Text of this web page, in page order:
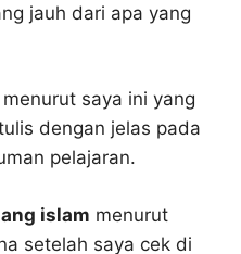
jauh dari apa yang
menurut saya ini yang
dengan jelas pada
pelajaran.
islam menurut
setelah saya cek di